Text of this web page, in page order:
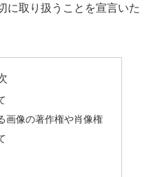
に取り扱うことを宣言いた
画像の著作権や肖像権